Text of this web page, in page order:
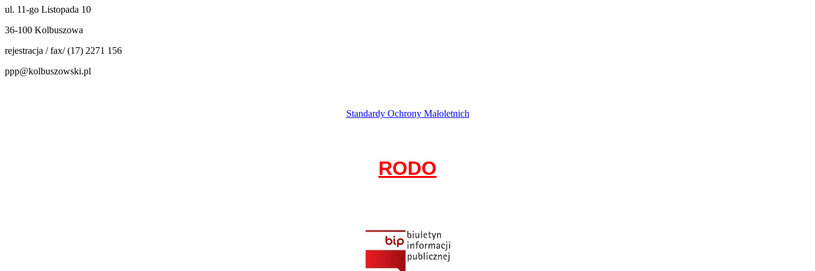
ul. 11-go Listopada 10
36-100 Kolbuszowa
rejestracja / fax/ (17) 2271 156
ppp@kolbuszowski.pl
Standardy Ochrony Małoletnich
RODO